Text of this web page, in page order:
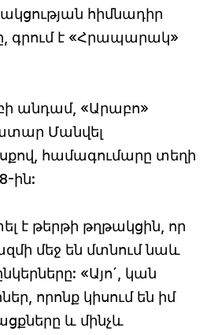
հիմնադիր
գրում է «Հրապարակ»
անդամ, «Արաբո»
Մանվել
համագումարը տեղի
ին:
է թերթի թղթակցին, որ
մեջ են մտնում նաև
«Այո´, կան
որոնք կիսում են իմ
և մինչև